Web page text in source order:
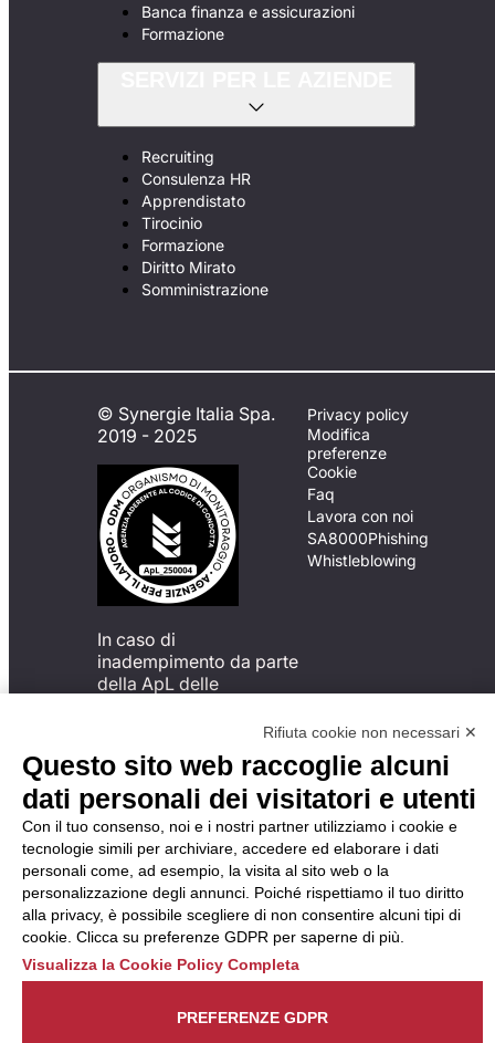
Banca finanza e assicurazioni
Formazione
Recruiting
Consulenza HR
Apprendistato
Tirocinio
Formazione
Diritto Mirato
Somministrazione
© Synergie Italia Spa.
2019 - 2025
In caso di
inadempimento da parte
della ApL delle
del Codice di Condotta, è
possibile presentare un
reclamo
all’Organismo di
Monitoraggio utilizzando
una delle modalità
descritte al seguente
indirizzo web
https://odm-
agenzielavoro.it/reclami/ .
Privacy policy
Modifica
preferenze
Cookie
Faq
Lavora con noi
SA8000Phishing
Whistleblowing
Rifiuta cookie non necessari ✕
Questo sito web raccoglie alcuni
dati personali dei visitatori e utenti
Con il tuo consenso, noi e i nostri partner utilizziamo i cookie e
tecnologie simili per archiviare, accedere ed elaborare i dati
personali come, ad esempio, la visita al sito web o la
personalizzazione degli annunci. Poiché rispettiamo il tuo diritto
alla privacy, è possibile scegliere di non consentire alcuni tipi di
cookie. Clicca su preferenze GDPR per saperne di più.
Visualizza la Cookie Policy Completa
PREFERENZE GDPR